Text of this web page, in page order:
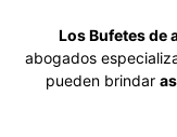
Los Bufetes de
abogados
pueden brindar